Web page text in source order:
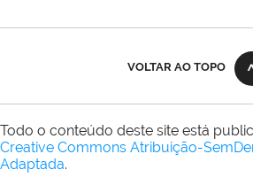
VOLTAR AO TOPO
Todo o conteúdo deste site está
Creative Commons Atribuição-
Adaptada.